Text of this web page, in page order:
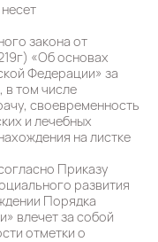
закона от
«Об основах
Федерации» за
в том числе
своевременность
и лечебных
на листке
Приказу
развития
Порядка
влечет за собой
отметки о